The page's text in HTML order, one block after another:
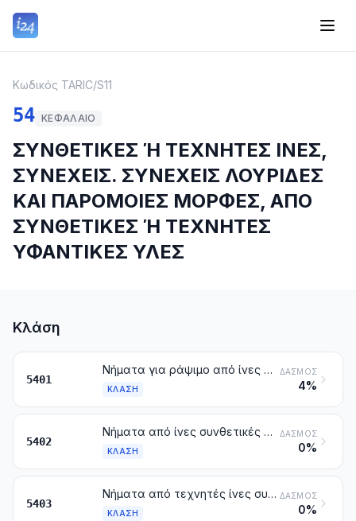
Κωδικός TARIC/S11
54 ΚΕΦΆΛΑΙΟ
ΣΥΝΘΕΤΙΚΕΣ Ή ΤΕΧΝΗΤΕΣ ΙΝΕΣ,
ΣΥΝΕΧΕΙΣ. ΣΥΝΕΧΕΙΣ ΛΟΥΡΙΔΕΣ
ΚΑΙ ΠΑΡΟΜΟΙΕΣ ΜΟΡΦΕΣ, ΑΠΟ
ΣΥΝΘΕΤΙΚΕΣ Ή ΤΕΧΝΗΤΕΣ
ΥΦΑΝΤΙΚΕΣ ΥΛΕΣ
Κλάση
5401
Νήματα για ράψιμο από ίνες συνθετικές ή τεχνητές, συνεχείς, έστω και συσκευασμένα για τη λιανική πώληση
ΚΛΆΣΗ
ΔΑΣΜΌΣ
4%
5402
Νήματα από ίνες συνθετικές συνεχείς (άλλα από τα νήματα για ράψιμο), μη συσκευασμένα για τη λιανική πώληση, στα οποία περιλαμβάνονται και τα μονόινα συνθετικά κάτω των 67 decitex
ΚΛΆΣΗ
ΔΑΣΜΌΣ
0%
5403
Νήματα από τεχνητές ίνες συνεχείς (άλλα από τα νήματα για ράψιμο), μη συσκευασμένα για τη λιανική πώληση, στα οποία περιλαμβάνονται και τα μονόινα τεχνητά κάτω των 67 decitex
ΚΛΆΣΗ
ΔΑΣΜΌΣ
0%